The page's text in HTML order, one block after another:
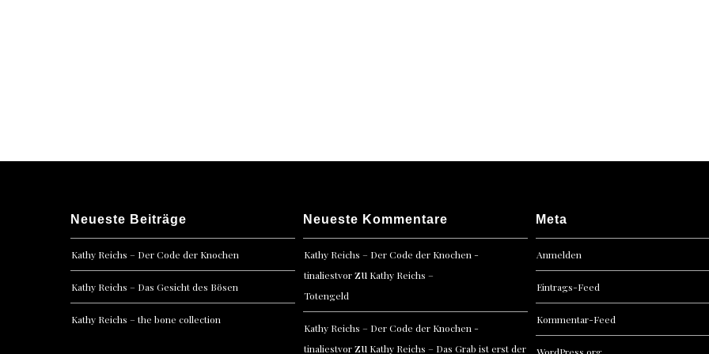
Neueste Beiträge
Kathy Reichs – Der Code der Knochen
Kathy Reichs – Das Gesicht des Bösen
Kathy Reichs – the bone collection
Neueste Kommentare
Kathy Reichs – Der Code der Knochen -
tinaliestvorzu Kathy Reichs –
Totengeld
Kathy Reichs – Der Code der Knochen -
tinaliestvorzu Kathy Reichs – Das Grab ist erst der
Meta
Anmelden
Eintrags-Feed
Kommentar-Feed
WordPress.org